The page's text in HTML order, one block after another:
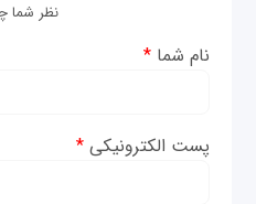
نظر شما
نام شما*
پست الکترونیکی*